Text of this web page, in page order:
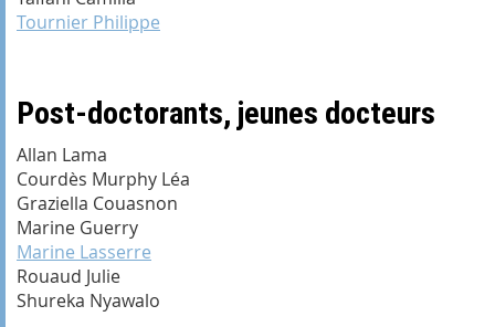
Tournier Philippe
Post-doctorants, jeunes docteurs
Allan Lama
Courdès Murphy Léa
Graziella Couasnon
Marine Guerry
Marine Lasserre
Rouaud Julie
Shureka Nyawalo